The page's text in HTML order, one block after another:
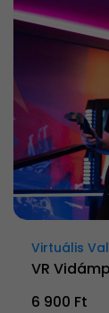
Virtuális
VR
6 900 Ft